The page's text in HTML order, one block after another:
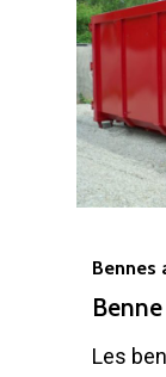
Bennes
Les